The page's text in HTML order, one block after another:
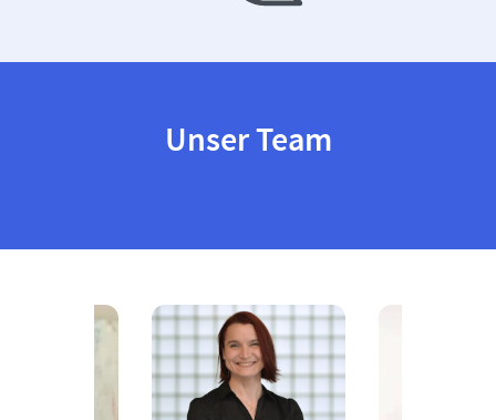
Unser Team